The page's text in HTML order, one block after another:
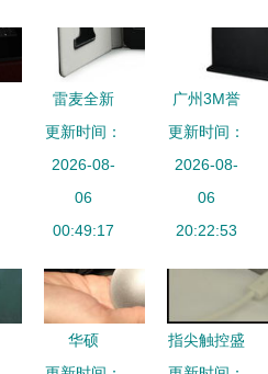
雷麦全新
Kindle电子
书阅读器 6
英寸护眼非
反光屏与触
美结合
更新时间：
2026-08-
06
00:49:17
广州3M誉
思触控 致
力智能交
互，稳步推
动触控产品
更新时间：
2026-08-
06
20:22:53
华硕
指尖触控盛